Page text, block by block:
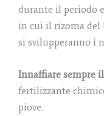
durante il periodo
in cui il rizoma del
si svilupperanno i
Innaffiare sempre
fertilizzante
piove.